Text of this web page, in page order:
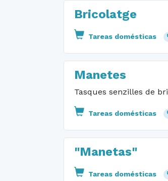
Bricolatge
Tareas domésticas
Manetes
Tasques senzilles de
Tareas domésticas
"Manetas"
Tareas domésticas